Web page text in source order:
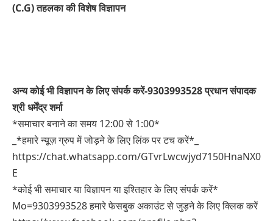
(C.G) तहलका की विशेष विज्ञापन
अन्य कोई भी विज्ञापन के लिए संपर्क करें-9303993528 प्रधान संपादक
श्री धर्मेंद्र शर्मा
*समाचार बनाने का समय 12:00 से 1:00*
_*हमारे न्यूज़ ग्रुप में जोड़ने के लिए लिंक पर टच करें*_
https://chat.whatsapp.com/GTvrLwcwjyd7150HnaNX0
E
*कोई भी समाचार या विज्ञापन या इश्तिहार के लिए संपर्क करें*
Mo=9303993528 हमारे फेसबुक अकाउंट से जुड़ने के लिए क्लिक करें